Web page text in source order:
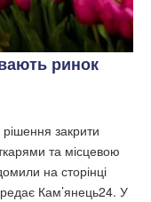
ринок
закрити
та місцевою
на сторінці
Кам’янець24. У